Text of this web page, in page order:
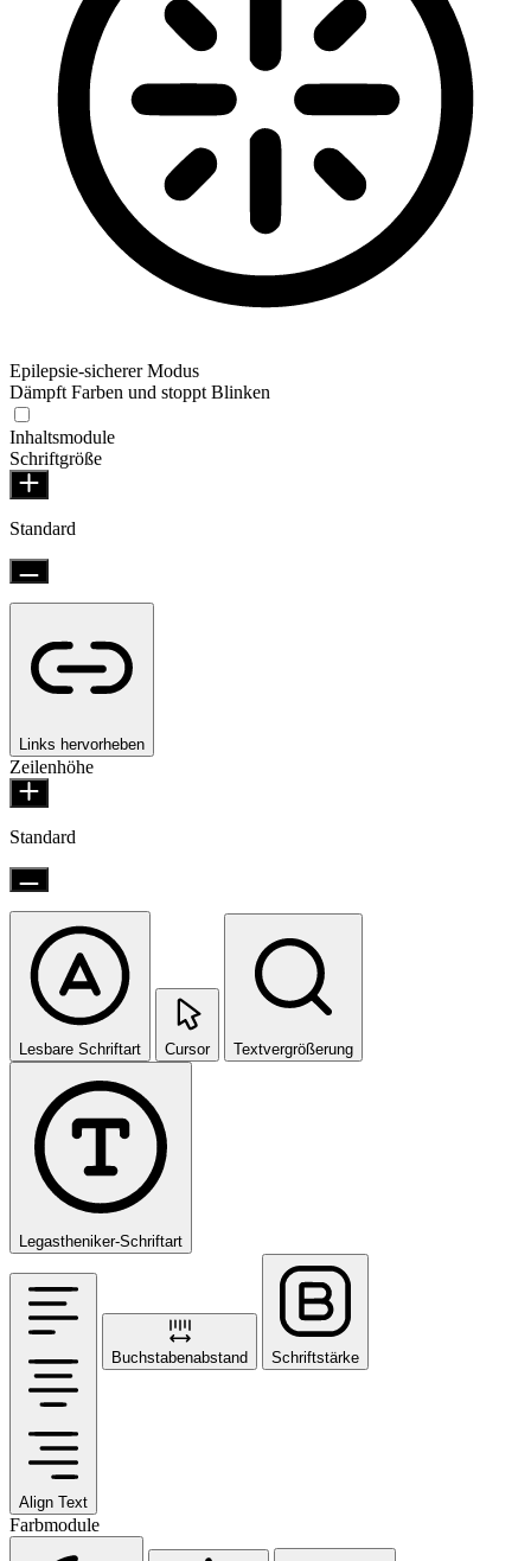
Epilepsie-sicherer Modus
Dämpft Farben und stoppt Blinken
Inhaltsmodule
Schriftgröße
Standard
Links hervorheben
Zeilenhöhe
Standard
Lesbare Schriftart Cursor Textvergrößerung
Legastheniker-Schriftart
Align Text
Buchstabenabstand Schriftstärke
Farbmodule